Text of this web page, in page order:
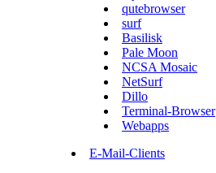
qutebrowser
surf
Basilisk
Pale Moon
NCSA Mosaic
NetSurf
Dillo
Terminal-Browser
Webapps
E-Mail-Clients